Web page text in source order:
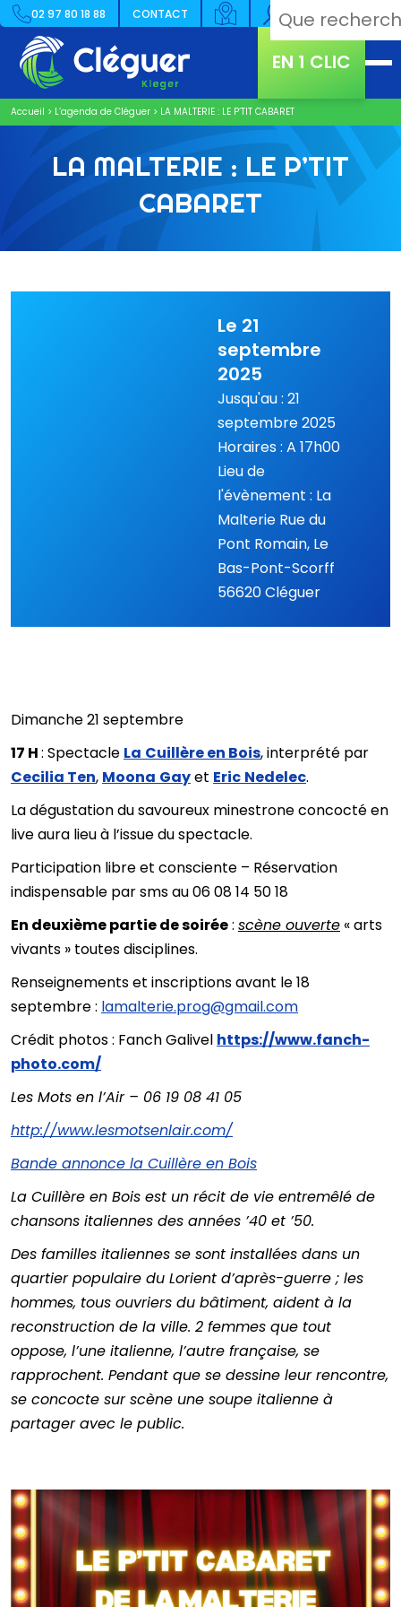
02 97 80 18 88 CONTACT
EN 1 CLIC
Accueil > L’agenda de Cléguer > LA MALTERIE : LE P’TIT CABARET
LA MALTERIE : LE P’TIT
CABARET
Le 21
septembre
2025
Jusqu'au : 21
septembre 2025
Horaires : A 17h00
Lieu de
l'évènement : La
Malterie Rue du
Pont Romain, Le
Bas-Pont-Scorff
56620 Cléguer
Dimanche 21 septembre
17 H: Spectacle La Cuillère en Bois, interprété par
Cecilia Ten, Moona Gayet Eric Nedelec.
La dégustation du savoureux minestrone concocté en
live aura lieu à l’issue du spectacle.
Participation libre et consciente – Réservation
indispensable par sms au 06 08 14 50 18
En deuxième partie de soirée: scène ouverte « arts
vivants » toutes disciplines.
Renseignements et inscriptions avant le 18
septembre : lamalterie.prog@gmail.com
Crédit photos : Fanch Galivel https://www.fanch-
photo.com/
Les Mots en l’Air – 06 19 08 41 05
http://www.lesmotsenlair.com/
Bande annonce la Cuillère en Bois
La Cuillère en Bois est un récit de vie entremêlé de
chansons italiennes des années ’40 et ’50.
Des familles italiennes se sont installées dans un
quartier populaire du Lorient d’après-guerre ; les
hommes, tous ouvriers du bâtiment, aident à la
reconstruction de la ville. 2 femmes que tout
oppose, l’une italienne, l’autre française, se
rapprochent. Pendant que se dessine leur rencontre,
se concocte sur scène une soupe italienne à
partager avec le public.